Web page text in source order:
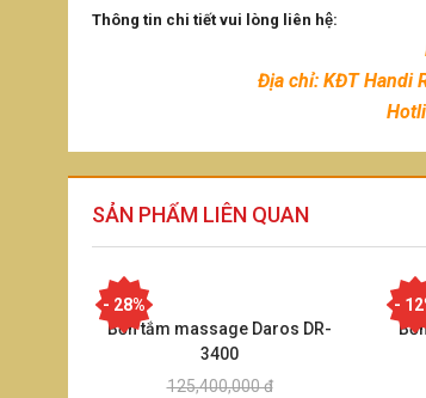
Thông tin chi tiết vui lòng liên hệ:
Địa chỉ: KĐT Handi
SẢN PHẨM LIÊN QUAN
- 28%
Bồn tắm massage Daros DR-
3400
125,400,000 đ
-